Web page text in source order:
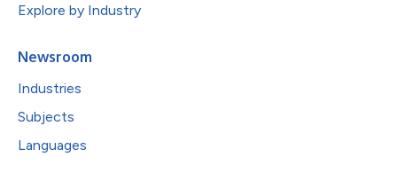
Explore by Industry
Newsroom
Industries
Subjects
Languages